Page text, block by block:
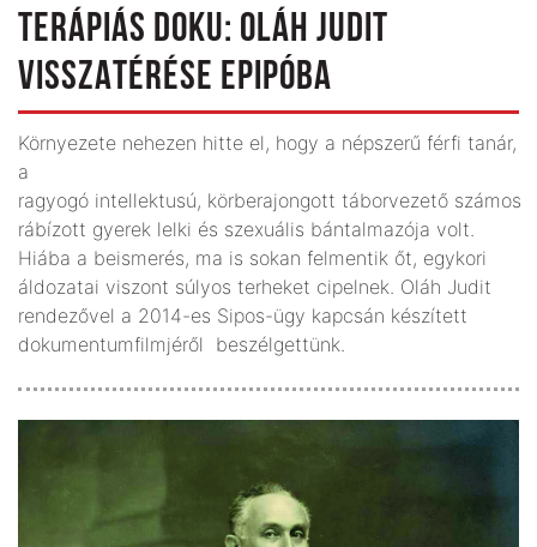
TERÁPIÁS DOKU: OLÁH JUDIT
VISSZATÉRÉSE EPIPÓBA
Környezete nehezen hitte el, hogy a népszerű férfi tanár,
a
ragyogó intellektusú, körberajongott táborvezető számos
rábízott gyerek lelki és szexuális bántalmazója volt.
Hiába a beismerés, ma is sokan felmentik őt, egykori
áldozatai viszont súlyos terheket cipelnek. Oláh Judit
rendezővel a 2014-es Sipos-ügy kapcsán készített
dokumentumfilmjéről beszélgettünk.